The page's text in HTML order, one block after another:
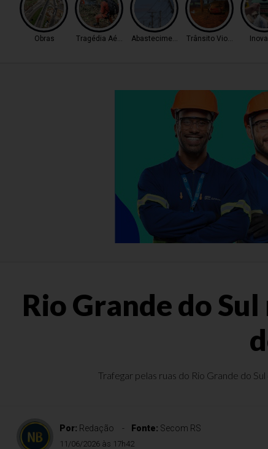
Obras Tragédia Aérea Abastecimento Trânsito Violento
Rio Grande do
Trafegar pelas ruas do Rio Grande do
Por: Redação Fonte: Secom RS
11/06/2026 às 17h42